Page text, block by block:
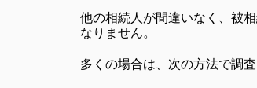
他の相続人が間違いなく、被
なりません。
多くの場合は、次の方法で調査